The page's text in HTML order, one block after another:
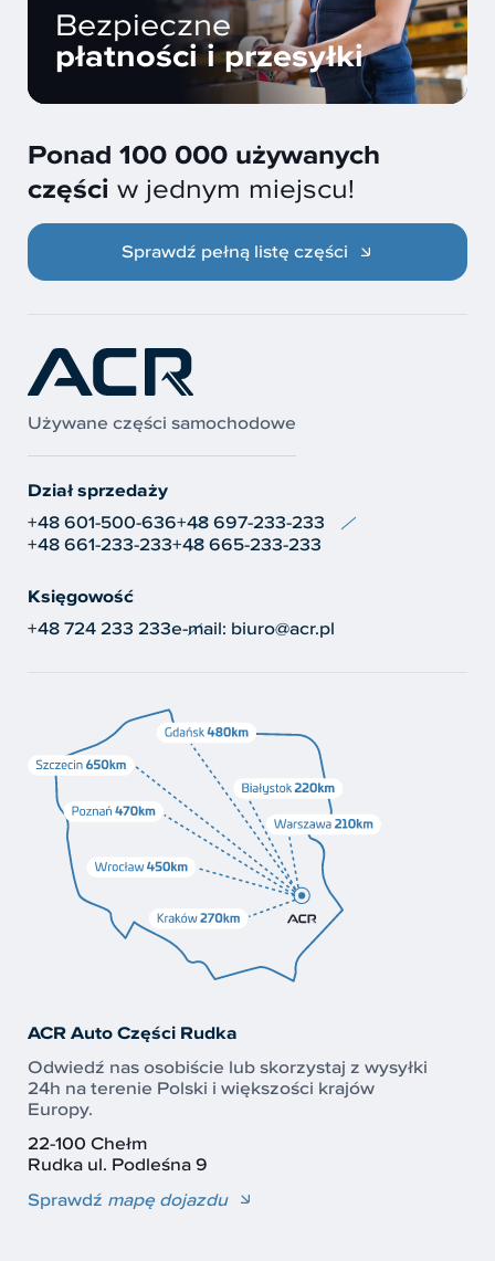
Bezpieczne
płatności i przesyłki
Ponad 100 000 używanych
części w jednym miejscu!
Sprawdź pełną listę części
Używane części samochodowe
Dział sprzedaży
+48 601-500-636+48 697-233-233
+48 661-233-233+48 665-233-233
Księgowość
+48 724 233 233e-mail: biuro@acr.pl
ACR Auto Części Rudka
Odwiedź nas osobiście lub skorzystaj z wysyłki
24h na terenie Polski i większości krajów
Europy.
22-100 Chełm
Rudka ul. Podleśna 9
Sprawdź mapę dojazdu